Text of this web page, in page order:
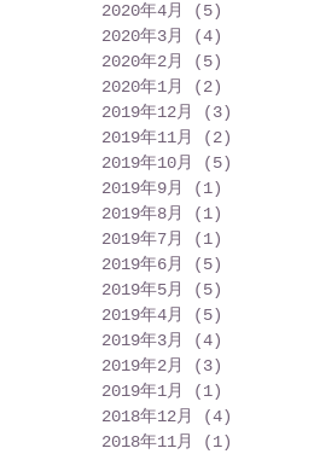
2020年4月
(5)
2020年3月
(4)
2020年2月
(5)
2020年1月
(2)
2019年12月
(3)
2019年11月
(2)
2019年10月
(5)
2019年9月
(1)
2019年8月
(1)
2019年7月
(1)
2019年6月
(5)
2019年5月
(5)
2019年4月
(5)
2019年3月
(4)
2019年2月
(3)
2019年1月
(1)
2018年12月
(4)
2018年11月
(1)